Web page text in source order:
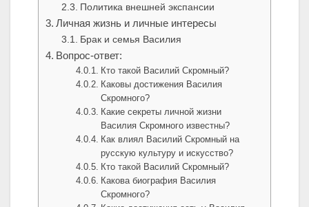
Политика внешней экспансии
Личная жизнь и личные интересы
Брак и семья Василия
Вопрос-ответ:
Кто такой Василий Скромный?
Каковы достижения Василия
Скромного?
Какие секреты личной жизни
Василия Скромного известны?
Как влиял Василий Скромный на
русскую культуру и искусство?
Кто такой Василий Скромный?
Какова биография Василия
Скромного?